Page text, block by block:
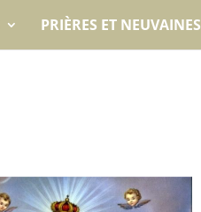
PRIÈRES ET NEUVAINES